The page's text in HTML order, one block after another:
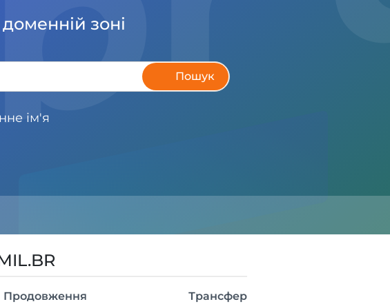
зоні
Пошук
ім'я
Продовження Трансфер